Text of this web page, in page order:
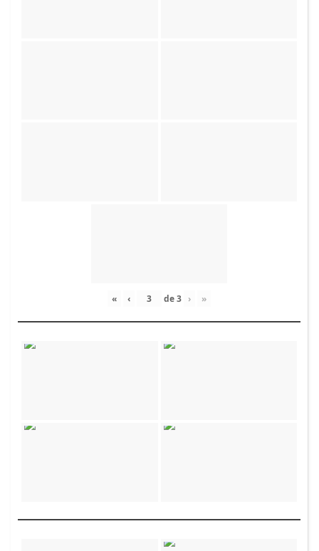
« ‹ de3 › »